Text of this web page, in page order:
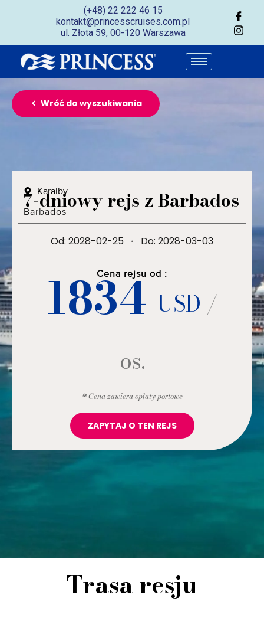
(+48) 22 222 46 15
kontakt@princesscruises.com.pl
ul. Złota 59, 00-120 Warszawa
Wróć do wyszukiwania
Karaiby
7-dniowy rejs z Barbados
Barbados
Od: 2028-02-25 · Do: 2028-03-03
Cena rejsu od :
1834USD /
os.
* Cena zawiera opłaty portowe
ZAPYTAJ O TEN REJS
Trasa resju